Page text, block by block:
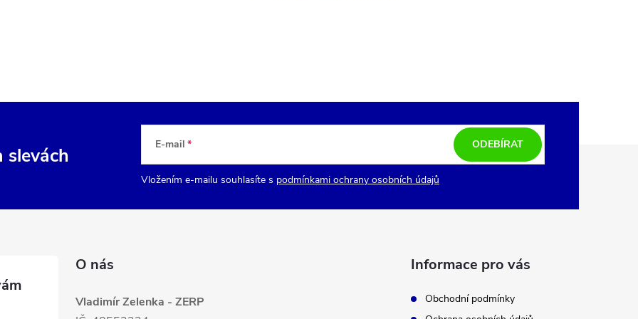
slevách E-mail
Vložením e-mailu souhlasíte s podmínkami ochrany osobních údajů
ODEBÍRAT
O nás
Vladimír Zelenka - ZERP
Informace pro vás
Obchodní podmínky